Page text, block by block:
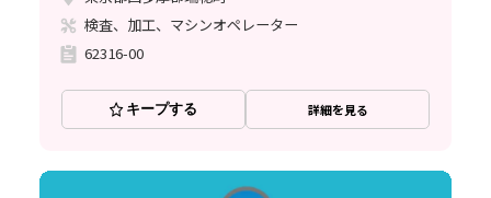
検査、加工、マシンオペレーター
62316-00
キープする 詳細を見る